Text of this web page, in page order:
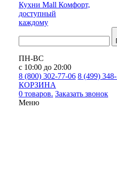
Кухни Mall Комфорт,
доступный
каждому
ПН-ВС
с 10:00 до 20:00
8 (800) 302-77-06 8 (499) 348-
КОРЗИНА
0 товаров. Заказать звонок
Меню